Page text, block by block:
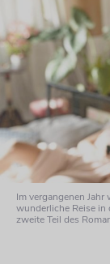
Im vergangenen
wunderliche Reise in
zweite Teil des